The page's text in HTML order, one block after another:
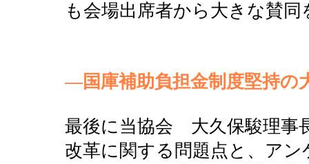
も会場出席者から大きな賛
―国庫補助負担金制度堅持の
最後に当協会 大久保駿理事
改革に関する問題点と、アン